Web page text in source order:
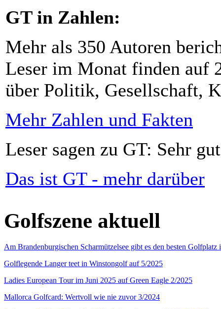
GT in Zahlen:
Mehr als 350 Autoren
Leser im Monat finden auf
über Politik, Gesellschaft,
Mehr Zahlen und Fakten
Leser sagen zu GT: Sehr
Das ist GT - mehr darüber
Golfszene aktuell
Am Brandenburgischen Scharmützelsee gibt es den besten
Golflegende Langer teet in Winstongolf auf 5/2025
Ladies European Tour im Juni 2025 auf Green Eagle 2/2025
Mallorca Golfcard: Wertvoll wie nie zuvor 3/2024